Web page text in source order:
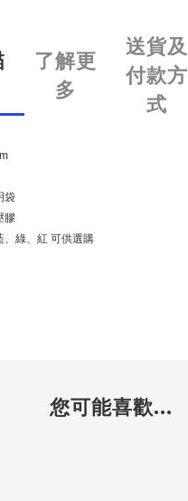
了解更
多
送貨及
付款方
式
袋
膠
、綠、紅 可供選購
您可能喜歡...